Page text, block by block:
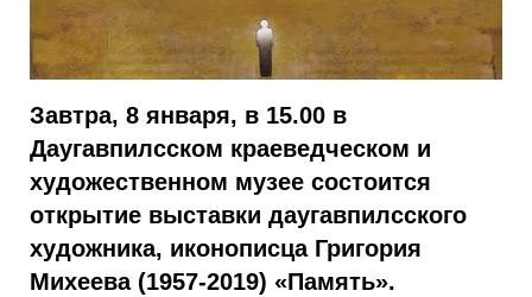
Завтра, 8 января, в 15.00 в
Даугавпилсском краеведческом и
художественном музее состоится
открытие выставки даугавпилсского
художника, иконописца Григория
Михеева (1957-2019) «Память».